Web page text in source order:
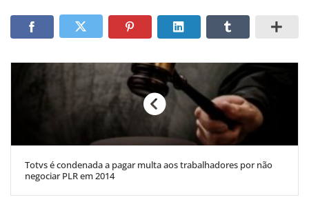
Totvs é condenada a pagar multa aos trabalhadores por não
negociar PLR em 2014